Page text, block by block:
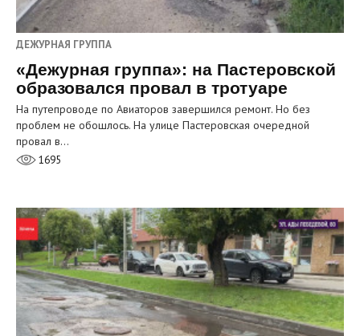
ДЕЖУРНАЯ ГРУППА
«Дежурная группа»: на Пастеровской
образовался провал в тротуаре
На путепроводе по Авиаторов завершился ремонт. Но без
проблем не обошлось. На улице Пастеровская очередной
провал в…
1695